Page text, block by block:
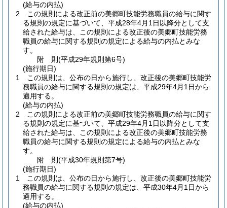
(給与の内払)
2
この規則による改正前の美郷町技能労務職員の給与に関す
る規則の規定に基づいて、平成28年4月1日以降分として支
給された給与は、この規則による改正後の美郷町技能労務
職員の給与に関する規則の規定による給与の内払とみな
す。
附 則(平成29年規則第6号)
(施行期日)
1
この規則は、公布の日から施行し、改正後の美郷町技能労
務職員の給与に関する規則の規定は、平成29年4月1日から
適用する。
(給与の内払)
2
この規則による改正前の美郷町技能労務職員の給与に関す
る規則の規定に基づいて、平成29年4月1日以降分として支
給された給与は、この規則による改正後の美郷町技能労務
職員の給与に関する規則の規定による給与の内払とみな
す。
附 則(平成30年規則第7号)
(施行期日)
1
この規則は、公布の日から施行し、改正後の美郷町技能労
務職員の給与に関する規則の規定は、平成30年4月1日から
適用する。
(給与の内払)